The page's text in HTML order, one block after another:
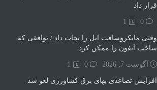
قرار داد
1
وقتی مایکروسافت اپل را نجات داد / توافقی که
ساخت آیفون را ممکن کرد
آگوست 7, 2026 1
افزایش تصاعدی بهای برق کشاورزی لغو شد